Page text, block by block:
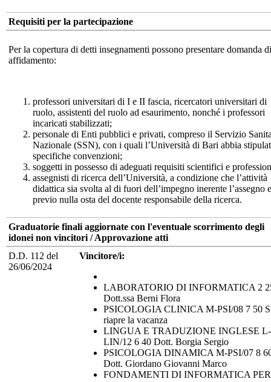
Requisiti per la partecipazione
Per la copertura di detti insegnamenti possono presentare domanda di
affidamento:
professori universitari di I e II fascia, ricercatori universitari di
ruolo, assistenti del ruolo ad esaurimento, nonché i professori
incaricati stabilizzati;
personale di Enti pubblici e privati, compreso il Servizio
Nazionale (SSN), con i quali l’Università di Bari abbia
specifiche convenzioni;
soggetti in possesso di adeguati requisiti scientifici e
assegnisti di ricerca dell’Università, a condizione che l’attività
didattica sia svolta al di fuori dell’impegno inerente l’assegno e
previo nulla osta del docente responsabile della ricerca.
Graduatorie finali aggiornate con l'eventuale scorrimento degli
idonei non vincitori / Approvazione atti
D.D. 112 del
26/06/2024
Vincitore/i:
LABORATORIO DI INFORMATICA 2
Dott.ssa Berni Flora
PSICOLOGIA CLINICA M-PSI/08 7 50
riapre la vacanza
LINGUA E TRADUZIONE INGLESE L-
LIN/12 6 40 Dott. Borgia Sergio
PSICOLOGIA DINAMICA M-PSI/07 8
Dott. Giordano Giovanni Marco
FONDAMENTI DI INFORMATICA PER